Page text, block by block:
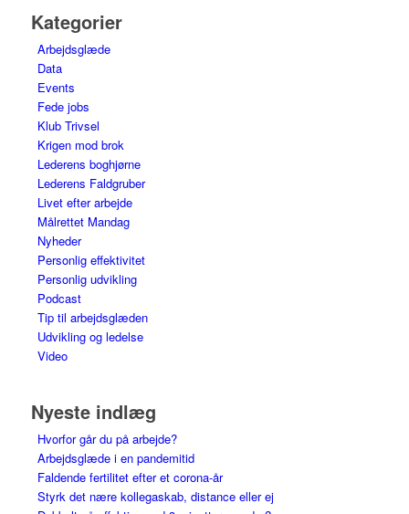
Kategorier
Arbejdsglæde
Data
Events
Fede jobs
Klub Trivsel
Krigen mod brok
Lederens boghjørne
Lederens Faldgruber
Livet efter arbejde
Målrettet Mandag
Nyheder
Personlig effektivitet
Personlig udvikling
Podcast
Tip til arbejdsglæden
Udvikling og ledelse
Video
Nyeste indlæg
Hvorfor går du på arbejde?
Arbejdsglæde i en pandemitid
Faldende fertilitet efter et corona-år
Styrk det nære kollegaskab, distance eller ej